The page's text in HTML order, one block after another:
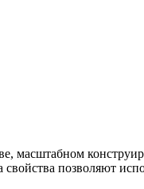
масштабном
позволяют